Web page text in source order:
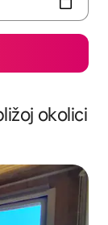
okolici
gosti”